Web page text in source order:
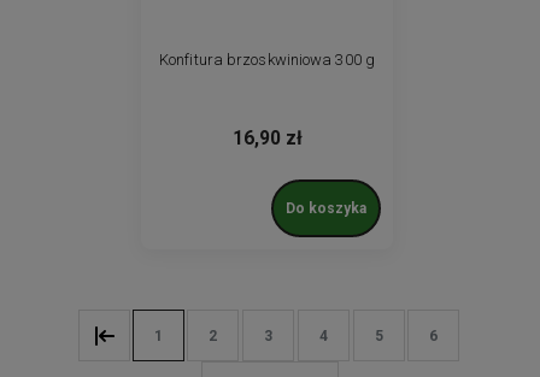
Konfitura brzoskwiniowa 300 g
16,90 zł
Do koszyka
1 2 3 4 5 6